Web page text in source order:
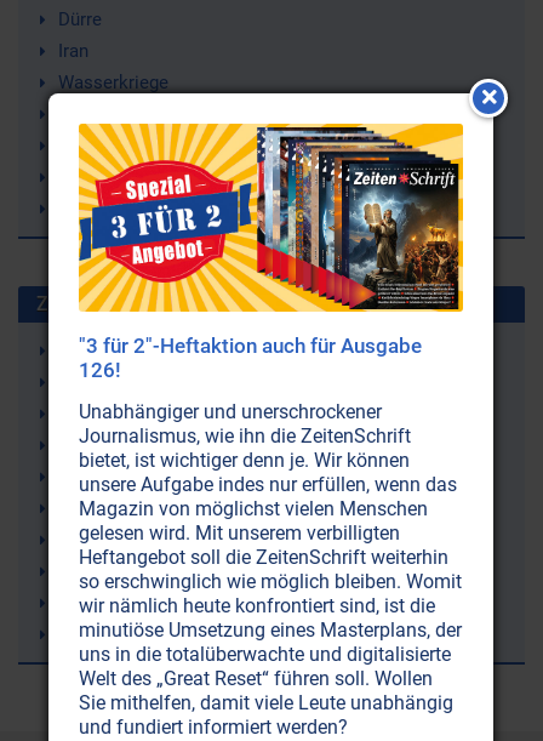
Dürre
Iran
Wasserkriege
Australien
Wasserhandel
Public Private Partnerships (PPP)
Zuletzt gesuchte Stichworte
Wasserkreislauf
Selbstliebe (-annahme)
Bluthochdruck
Strahlenschutz
Just Nuisance (ein Hund)
Leukämie
9/11 (11. September 2001)
Erde
Atomenergie
Sergej N. Lazarev
"3 für 2"-Heftaktion auch für Ausgabe
126!
Unabhängiger und unerschrockener
Journalismus, wie ihn die ZeitenSchrift
bietet, ist wichtiger denn je. Wir können
unsere Aufgabe indes nur erfüllen, wenn das
Magazin von möglichst vielen Menschen
gelesen wird. Mit unserem verbilligten
Heftangebot soll die ZeitenSchrift weiterhin
so erschwinglich wie möglich bleiben. Womit
wir nämlich heute konfrontiert sind, ist die
minutiöse Umsetzung eines Masterplans, der
uns in die totalüberwachte und digitalisierte
Welt des „Great Reset“ führen soll. Wollen
Sie mithelfen, damit viele Leute unabhängig
und fundiert informiert werden?